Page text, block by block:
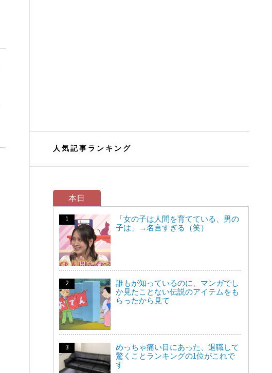
人気記事ランキング
本日
「女の子は人間を育てている、男の
子は」→名言すぎる（笑）
誰もが知っているのに、マンガでし
か見たことない伝説のアイテムをも
らったから見て
めっちゃ痛い目にあった、退職して
驚くことランキングの1位がこれで
す